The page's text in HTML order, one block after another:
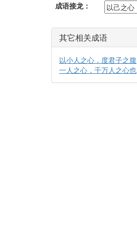
成语接龙：
其它相关成语
以小人之心，度君子之腹
一人之心，千万人之心也